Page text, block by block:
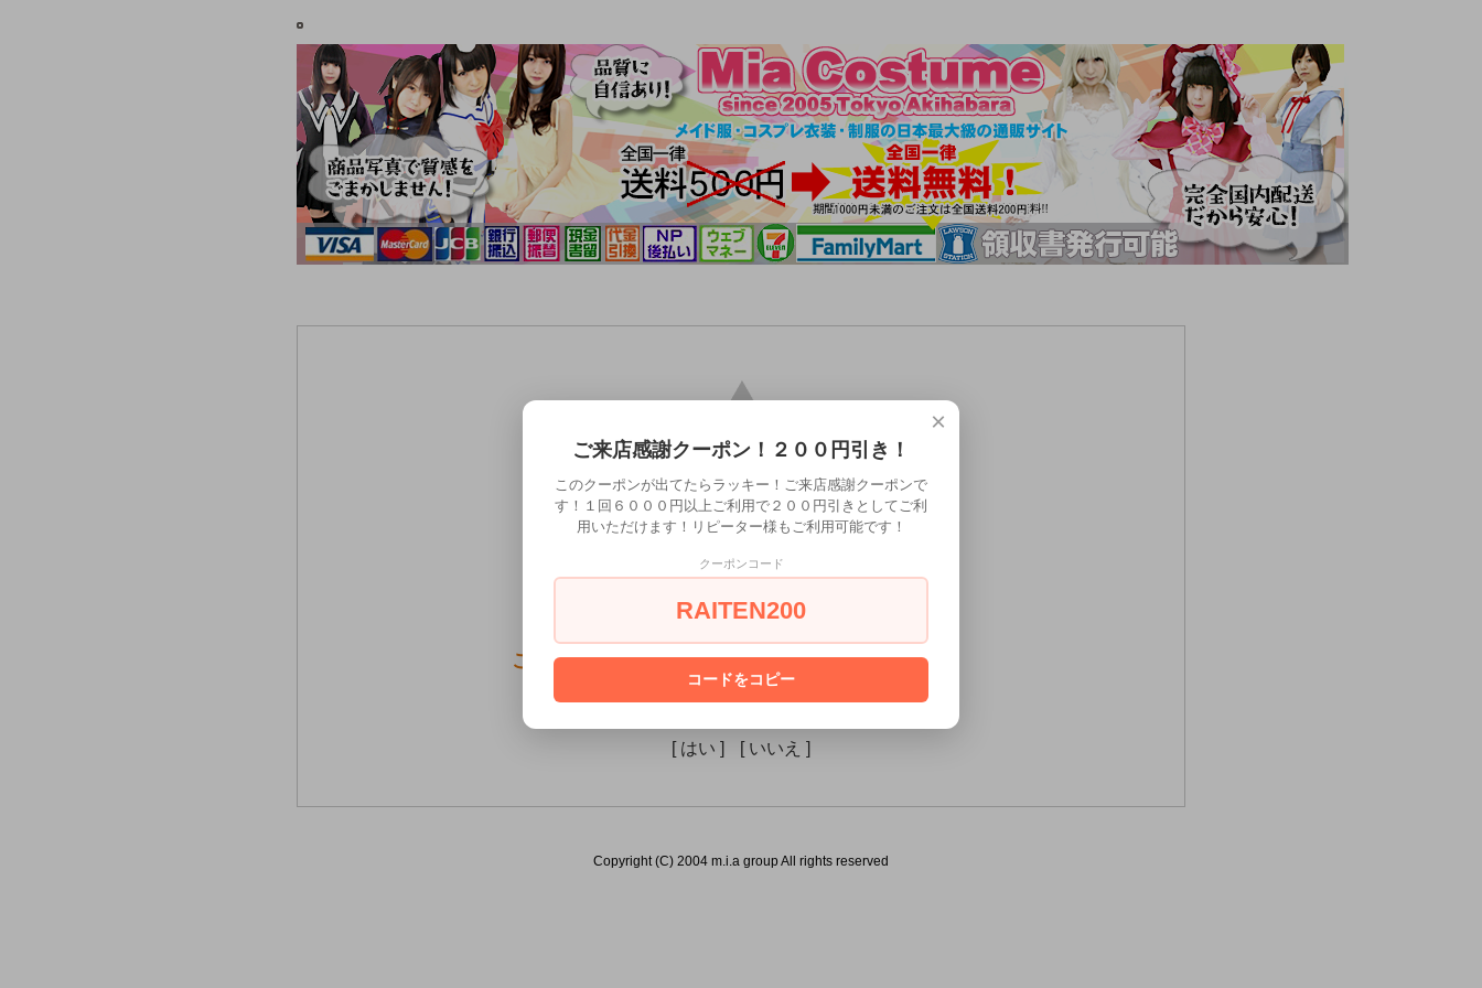
この商品（）は18歳未満の方には販売できません。
[ はい ]
[ いいえ ]
Copyright (C) 2004 m.i.a group All rights reserved
×
ご来店感謝クーポン！２００円引き！
このクーポンが出てたらラッキー！ご来店感謝クーポンで
す！１回６０００円以上ご利用で２００円引きとしてご利
用いただけます！リピーター様もご利用可能です！
クーポンコード
RAITEN200
コードをコピー